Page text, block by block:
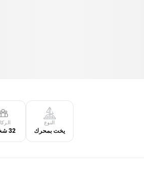
النوع
يخت بمحرك 32 شخص